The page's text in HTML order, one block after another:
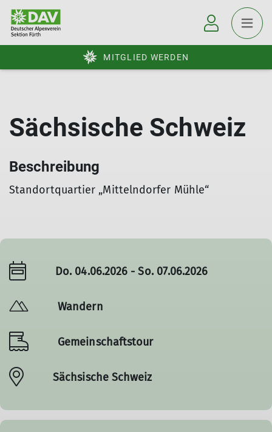
MITGLIED WERDEN
Sächsische Schweiz
Beschreibung
Standortquartier „Mittelndorfer Mühle“
Do. 04.06.2026 - So. 07.06.2026
Wandern
Gemeinschaftstour
Sächsische Schweiz